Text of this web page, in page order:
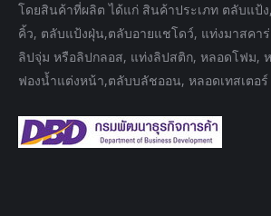
โดยสินค้าที่ผลิต ได้แก่ สินค้าประเภท ตลับแ
คิ้ว, ตลับแป้งฝุ่น,ตลับอายแชโดว์, แท่งมาสคาร่
ลิปจุ่ม หรือลิปกลอส, แท่งลิปสติก, หลอดโฟม,
ฟองน้ำแต่งหน้า,ตลับบลัชออน, หลอดเทสเตอ